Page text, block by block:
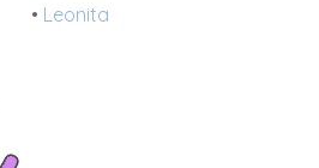
• Leonita